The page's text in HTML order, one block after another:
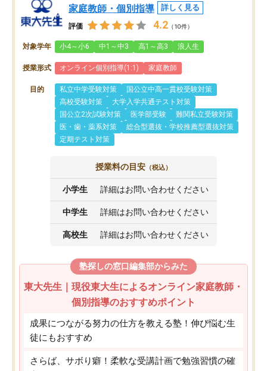
家庭教師・個別指導
詳しく見る
評価 4.2 （10件）
対象学年 小4～小6 中1～中3 高1～高3 浪人生
授業形式 オンライン個別指導(1:1) 家庭教師
目的 私立中学受験対策
国公立中高一貫校受験対策
高校受験対策
大学入学共通テスト対策
国公立2次試験対策
医学部受験
難関私立受験対策
医・歯・薬系対策
総合型選抜・学校推薦型選抜対策
定期テスト対策
授業料の目安 （税込）
小学生 詳細はお問い合わせください
中学生 詳細はお問い合わせください
高校生 詳細はお問い合わせください
塾探しの窓口編集部からみた
東大先生｜現役東大生によるオンライン家庭教師・
個別指導のおすすめポイント
成果につながる努力の仕方を教える塾！伸び悩む生
徒にもおすすめ
さらば、サボり癖！柔軟な受講計画で勉強習慣の確